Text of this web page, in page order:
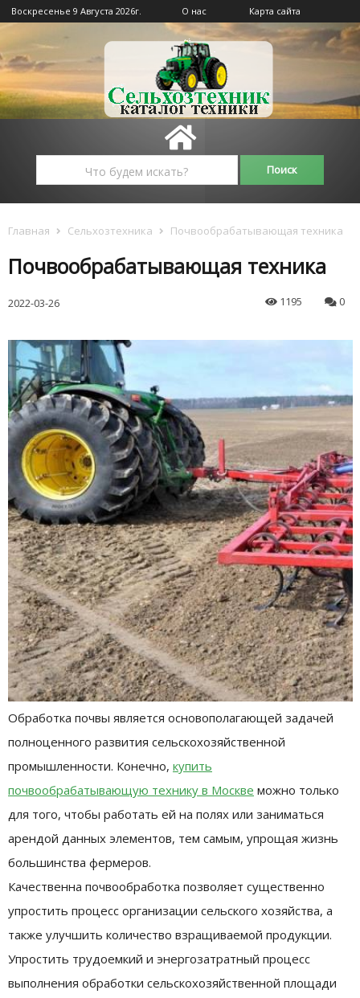
Воскресенье 9 Августа 2026г. О нас Карта сайта
Главная Сельхозтехника Почвообрабатывающая техника
Почвообрабатывающая техника
2022-03-26 1195 0
Обработка почвы является основополагающей задачей
полноценного развития сельскохозяйственной
промышленности. Конечно, купить
почвообрабатывающую технику в Москве можно только
для того, чтобы работать ей на полях или заниматься
арендой данных элементов, тем самым, упрощая жизнь
большинства фермеров.
Качественна почвообработка позволяет существенно
упростить процесс организации сельского хозяйства, а
также улучшить количество взращиваемой продукции.
Упростить трудоемкий и энергозатратный процесс
выполнения обработки сельскохозяйственной площади